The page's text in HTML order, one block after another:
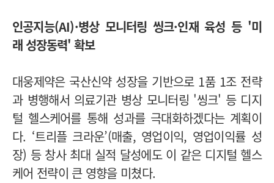
인공지능(AI)·병상 모니터링 씽크·인재 육성 등 '미
래 성장동력' 확보
대웅제약은 국산신약 성장을 기반으로 1품 1조 전략
과 병행해서 의료기관 병상 모니터링 '씽크' 등 디지
털 헬스케어를 통해 성과를 극대화하겠다는 계획이
다. ‘트리플 크라운’(매출, 영업이익, 영업이익률 성
장) 등 창사 최대 실적 달성에도 이 같은 디지털 헬스
케어 전략이 큰 영향을 미쳤다.